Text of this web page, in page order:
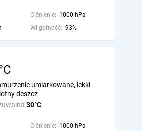
Ciśnienie: 1000 hPa
Wilgotność: 93%
30°C
umiarkowane, lekki
deszcz
Ciśnienie: 1000 hPa